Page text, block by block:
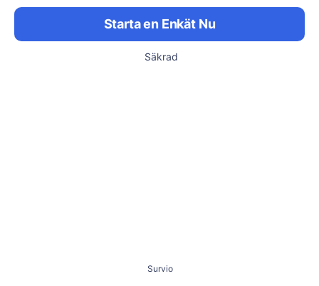
Starta en Enkät Nu
Säkrad
Survio